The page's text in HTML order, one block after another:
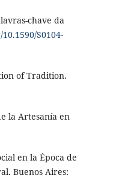
chave da
S0104-
of Tradition.
la Artesanía en
en la Época de
Buenos Aires: